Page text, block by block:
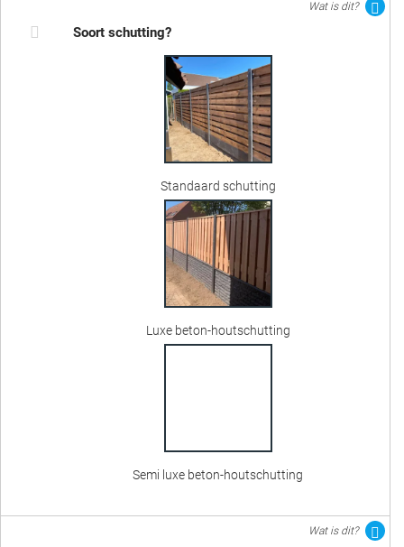
Wat is dit?
Soort schutting?
Standaard schutting
Luxe beton-houtschutting
Semi luxe beton-houtschutting
Wat is dit?